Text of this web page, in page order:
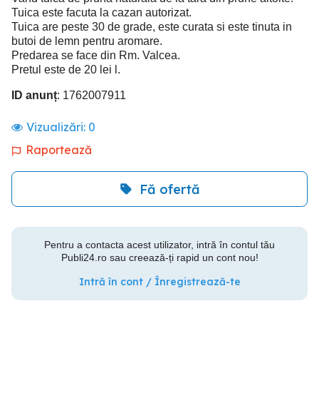
Tuica este facuta la cazan autorizat.
Tuica are peste 30 de grade, este curata si este tinuta in
butoi de lemn pentru aromare.
Predarea se face din Rm. Valcea.
Pretul este de 20 lei l.
ID anunț: 1762007911
Vizualizări: 0
Raportează
Fă ofertă
Pentru a contacta acest utilizator, intră în contul tău
Publi24.ro sau creează-ți rapid un cont nou!
Intră în cont / Înregistrează-te